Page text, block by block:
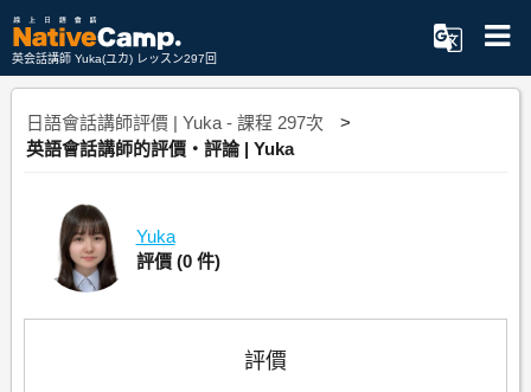
英会話講師 Yuka(ユカ) レッスン297回
日語會話講師評價 | Yuka - 課程 297次
英語會話講師的評價・評論 | Yuka
Yuka
評價 (0 件)
評價